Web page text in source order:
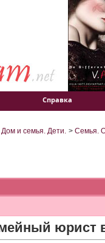
Справка
Дом и семья. Дети. > Семья.
юрист